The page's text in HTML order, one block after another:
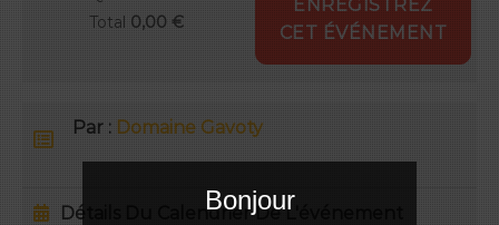
Total 0,00 €
ENREGISTREZ
CET ÉVÉNEMENT
Par : Domaine Gavoty
Détails Du Calendrier De L'événement
Bonjour